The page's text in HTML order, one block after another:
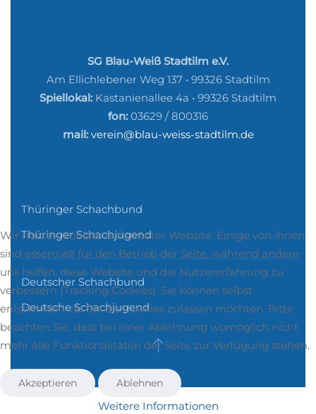
SG Blau-Weiß Stadtilm e.V.
Am Ellichlebener Weg 137 • 99326 Stadtilm
Spiellokal: Kastanienallee 4a • 99326 Stadtilm
fon:03629 / 800316
mail: verein@blau-weiss-stadtilm.de
Thüringer Schachbund
Thüringer Schachjugend
Deutscher Schachbund
Deutsche Schachjugend
Wir nutzen Cookies auf unserer Website. Einige von ihnen
sind essenziell für den Betrieb der Seite, während andere
uns helfen, diese Website und die Nutzererfahrung zu
verbessern (Tracking Cookies). Sie können selbst
entscheiden, ob Sie die Cookies zulassen möchten. Bitte
beachten Sie, dass bei einer Ablehnung womöglich nicht
mehr alle Funktionalitäten der Seite zur Verfügung stehen.
Akzeptieren Ablehnen
Weitere Informationen